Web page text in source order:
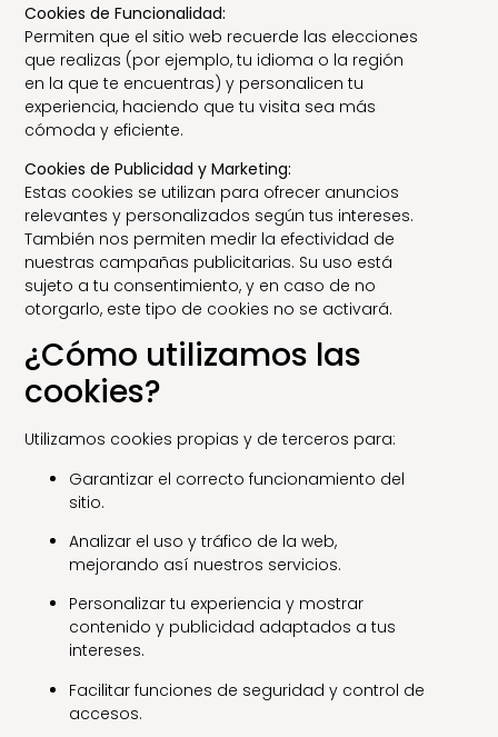
Cookies de Funcionalidad:
Permiten que el sitio web recuerde las elecciones
que realizas (por ejemplo, tu idioma o la región
en la que te encuentras) y personalicen tu
experiencia, haciendo que tu visita sea más
cómoda y eficiente.
Cookies de Publicidad y Marketing:
Estas cookies se utilizan para ofrecer anuncios
relevantes y personalizados según tus intereses.
También nos permiten medir la efectividad de
nuestras campañas publicitarias. Su uso está
sujeto a tu consentimiento, y en caso de no
otorgarlo, este tipo de cookies no se activará.
¿Cómo utilizamos las
cookies?
Utilizamos cookies propias y de terceros para:
Garantizar el correcto funcionamiento del
sitio.
Analizar el uso y tráfico de la web,
mejorando así nuestros servicios.
Personalizar tu experiencia y mostrar
contenido y publicidad adaptados a tus
intereses.
Facilitar funciones de seguridad y control de
accesos.